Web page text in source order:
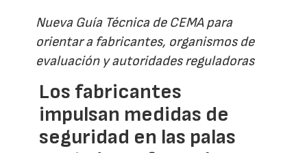
Nueva Guía Técnica de CEMA para
orientar a fabricantes, organismos de
evaluación y autoridades reguladoras
Los fabricantes
impulsan medidas de
seguridad en las palas